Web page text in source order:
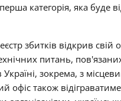
категорія, яка буде
збитків відкрив
питань,
Україні, зокрема, з
офіс також